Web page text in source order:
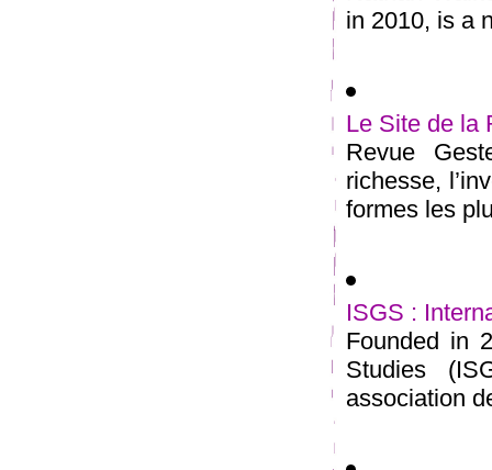
in 2010, is a
Le Site de la
Revue
richesse,
formes les
ISGS :
Founded in
Studies
association